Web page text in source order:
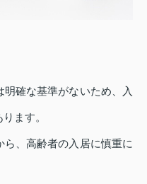
確な基準がないため、入
ます。
、高齢者の入居に慎重に